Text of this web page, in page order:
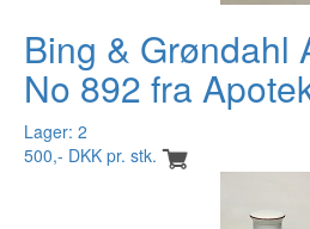
Bing &
No 892 fra
Lager: 2
500,- DKK pr. stk.